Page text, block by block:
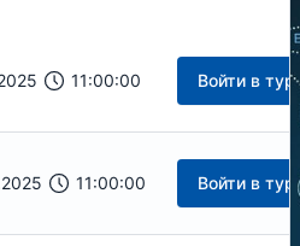
11:00:00 Войти в
11:00:00 Войти в